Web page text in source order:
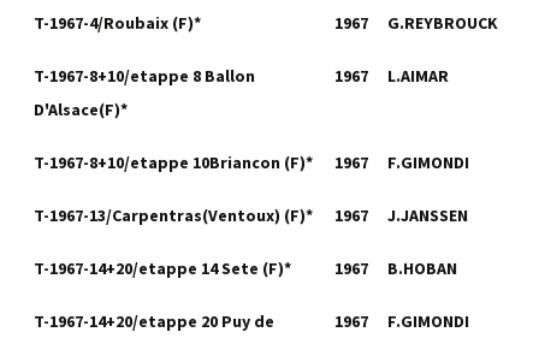
T-1967-4/Roubaix (F)* 1967 G.REYBROUCK
T-1967-8+10/etappe 8 Ballon
D'Alsace(F)*
1967 L.AIMAR
T-1967-8+10/etappe 10Briancon (F)* 1967 F.GIMONDI
T-1967-13/Carpentras(Ventoux) (F)* 1967 J.JANSSEN
T-1967-14+20/etappe 14 Sete (F)* 1967 B.HOBAN
T-1967-14+20/etappe 20 Puy de
1967 F.GIMONDI